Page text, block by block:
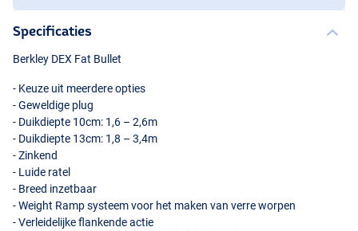
Specificaties
Berkley DEX Fat Bullet
- Keuze uit meerdere opties
- Geweldige plug
- Duikdiepte 10cm: 1,6 – 2,6m
- Duikdiepte 13cm: 1,8 – 3,4m
- Zinkend
- Luide ratel
- Breed inzetbaar
- Weight Ramp systeem voor het maken van verre worpen
- Verleidelijke flankende actie